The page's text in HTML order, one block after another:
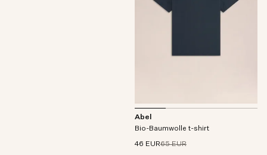
Abel
Bio-Baumwolle t-shirt
46 EUR65 EUR